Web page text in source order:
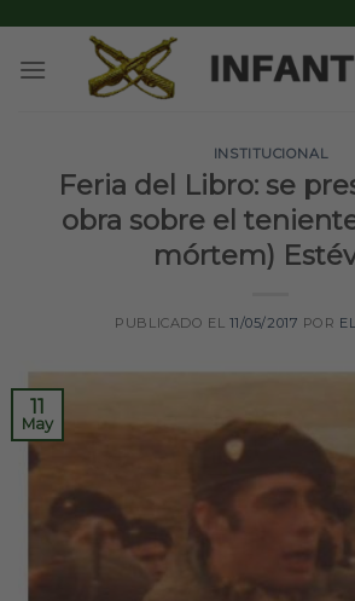
content
INSTITUCIONAL
Feria del Libro: se
obra sobre el
mórtem)
PUBLICADO EL 11/05/2017 POR
11
May